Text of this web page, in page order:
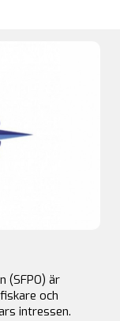
(SFPO) är
och
intressen.